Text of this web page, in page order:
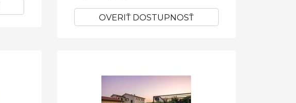
OVERIŤ DOSTUPNOSŤ